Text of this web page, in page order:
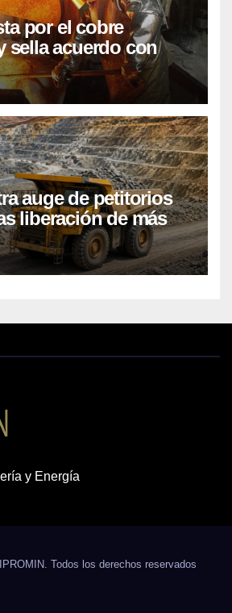
por el cobre
sella acuerdo con
siete proyecto
auge de petitorios
liberación de más
para explorar
y Energía
Todos los derechos reservados